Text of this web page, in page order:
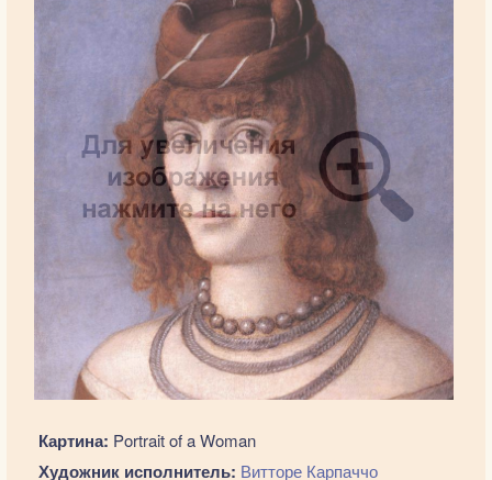
Картина: Portrait of a Woman
Художник исполнитель: Витторе Карпаччо